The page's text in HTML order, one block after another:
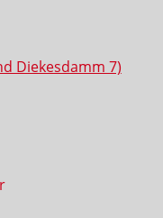
Diekesdamm 7)